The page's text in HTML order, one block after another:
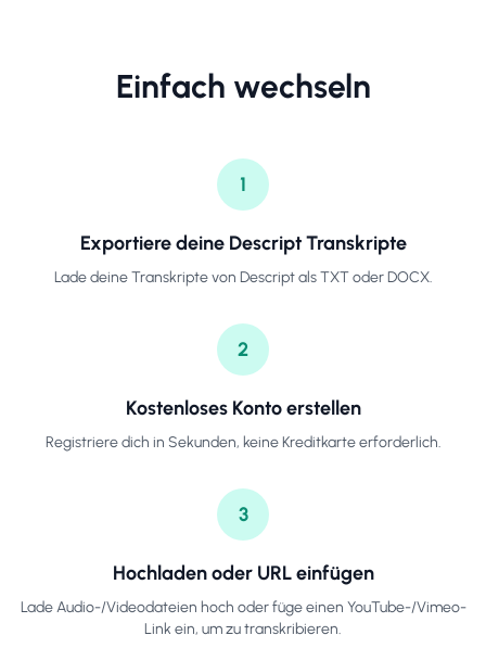
Einfach wechseln
1
Exportiere deine Descript Transkripte
Lade deine Transkripte von Descript als TXT oder DOCX.
2
Kostenloses Konto erstellen
Registriere dich in Sekunden, keine Kreditkarte erforderlich.
3
Hochladen oder URL einfügen
Lade Audio-/Videodateien hoch oder füge einen YouTube-/Vimeo-
Link ein, um zu transkribieren.